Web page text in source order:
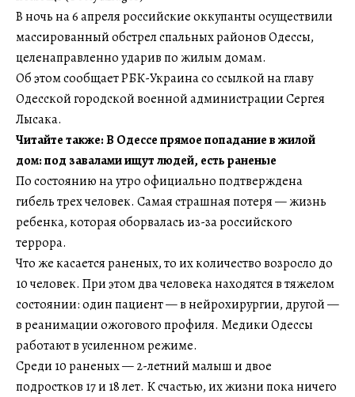
В ночь на 6 апреля российские оккупанты осуществили
массированный обстрел спальных районов Одессы,
целенаправленно ударив по жилым домам.
Об этом сообщает РБК-Украина со ссылкой на главу
Одесской городской военной администрации Сергея
Лысака.
Читайте также: В Одессе прямое попадание в жилой
дом: под завалами ищут людей, есть раненые
По состоянию на утро официально подтверждена
гибель трех человек. Самая страшная потеря — жизнь
ребенка, которая оборвалась из-за российского
террора.
Что же касается раненых, то их количество возросло до
10 человек. При этом два человека находятся в тяжелом
состоянии: один пациент — в нейрохирургии, другой —
в реанимации ожогового профиля. Медики Одессы
работают в усиленном режиме.
Среди 10 раненых — 2-летний малыш и двое
подростков 17 и 18 лет. К счастью, их жизни пока ничего